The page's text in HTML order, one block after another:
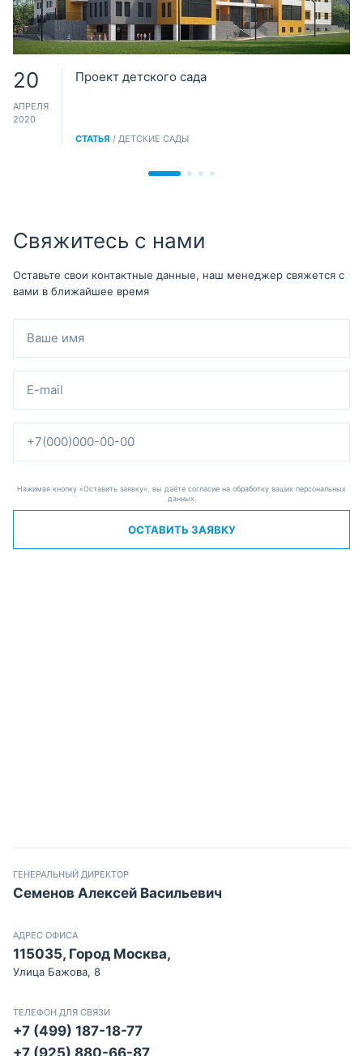
20
АПРЕЛЯ
2020
Проект детского сада
СТАТЬЯ / ДЕТСКИЕ САДЫ
Свяжитесь с нами
Оставьте свои контактные данные, наш менеджер свяжется с
вами в ближайшее время
Нажимая кнопку «Оставить заявку», вы даёте согласие на обработку ваших персональных
данных.
ОСТАВИТЬ ЗАЯВКУ
ГЕНЕРАЛЬНЫЙ ДИРЕКТОР
Семенов Алексей Васильевич
АДРЕС ОФИСА
115035, Город Москва,
Улица Бажова, 8
ТЕЛЕФОН ДЛЯ СВЯЗИ
+7 (499) 187-18-77
+7 (925) 880-66-87